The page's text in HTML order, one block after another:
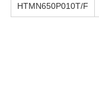
HTMN650P010T/F